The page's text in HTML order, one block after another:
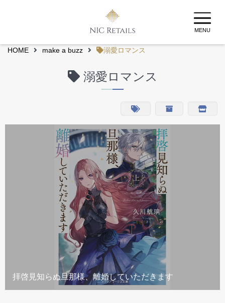
MENU
HOME make a buzz 溺愛ロマンス
溺愛ロマンス
拝啓見知らぬ旦那様、離婚していただきます